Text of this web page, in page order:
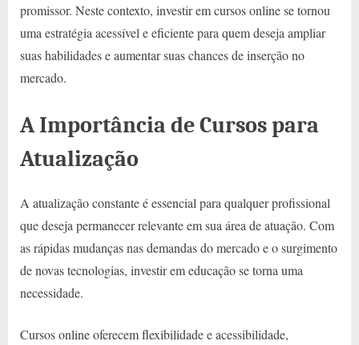
promissor. Neste contexto, investir em cursos online se tornou
uma estratégia acessível e eficiente para quem deseja ampliar
suas habilidades e aumentar suas chances de inserção no
mercado.
A Importância de Cursos para
Atualização
A atualização constante é essencial para qualquer profissional
que deseja permanecer relevante em sua área de atuação. Com
as rápidas mudanças nas demandas do mercado e o surgimento
de novas tecnologias, investir em educação se torna uma
necessidade.
Cursos online oferecem flexibilidade e acessibilidade,